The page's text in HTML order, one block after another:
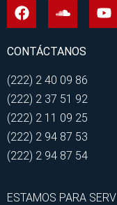
CONTÁCTANOS
(222) 2 40 09 86
(222) 2 37 51 92
(222) 2 11 09 25
(222) 2 94 87 53
(222) 2 94 87 54
ESTAMOS PARA